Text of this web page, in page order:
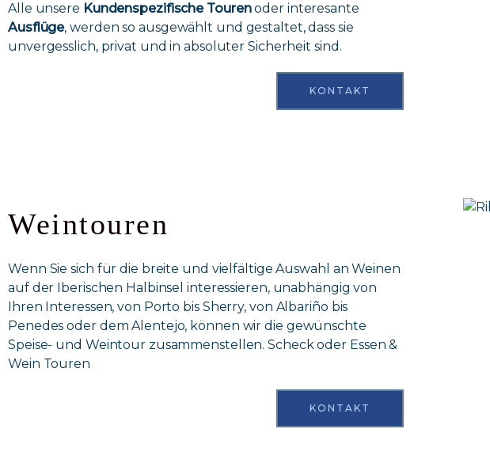
Alle unsere Kundenspezifische Tourenoder interesante
Ausflüge,werden so ausgewählt und gestaltet, dass sie
unvergesslich, privat und in absoluter Sicherheit sind.
KONTAKT
Weintouren
Wenn Sie sich für die breite und vielfältige Auswahl an Weinen
auf der Iberischen Halbinsel interessieren, unabhängig von
Ihren Interessen, von Porto bis Sherry, von Albariño bis
Penedes oder dem Alentejo, können wir die gewünschte
Speise- und Weintour zusammenstellen. Scheck oder Essen &
Wein Touren
KONTAKT